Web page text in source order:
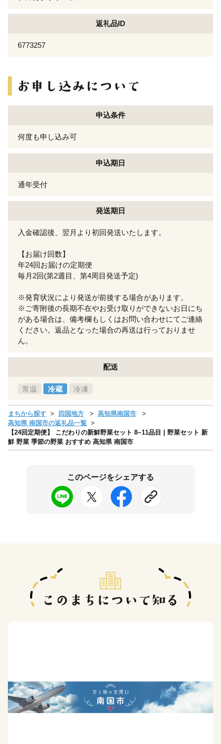
返礼品ID
6773257
申込条件
何度も申し込み可
申込期日
通年受付
発送期日
入金確認後、翌月より初回発送いたします。
【お届け回数】
年24回お届けの定期便
毎月2回(第2週目、第4周目発送予定)
※発育状況により発送が前後する場合があります。
※ご寄附後の長期不在やお受け取りができないお日にち
がある場合は、備考欄もしくはお問い合わせにてご連絡
ください。返品となった場合の再送は行っておりませ
ん。
配送
常温 冷蔵 冷凍
まちから探す 四国地方
高知県南国市
高知県 南国市の返礼品一覧
【24回定期便】 こだわりの新鮮野菜セット 8~11品目 | 野菜セット 新
鮮 野菜 季節の野菜 おすすめ 高知県 南国市
このページをシェアする